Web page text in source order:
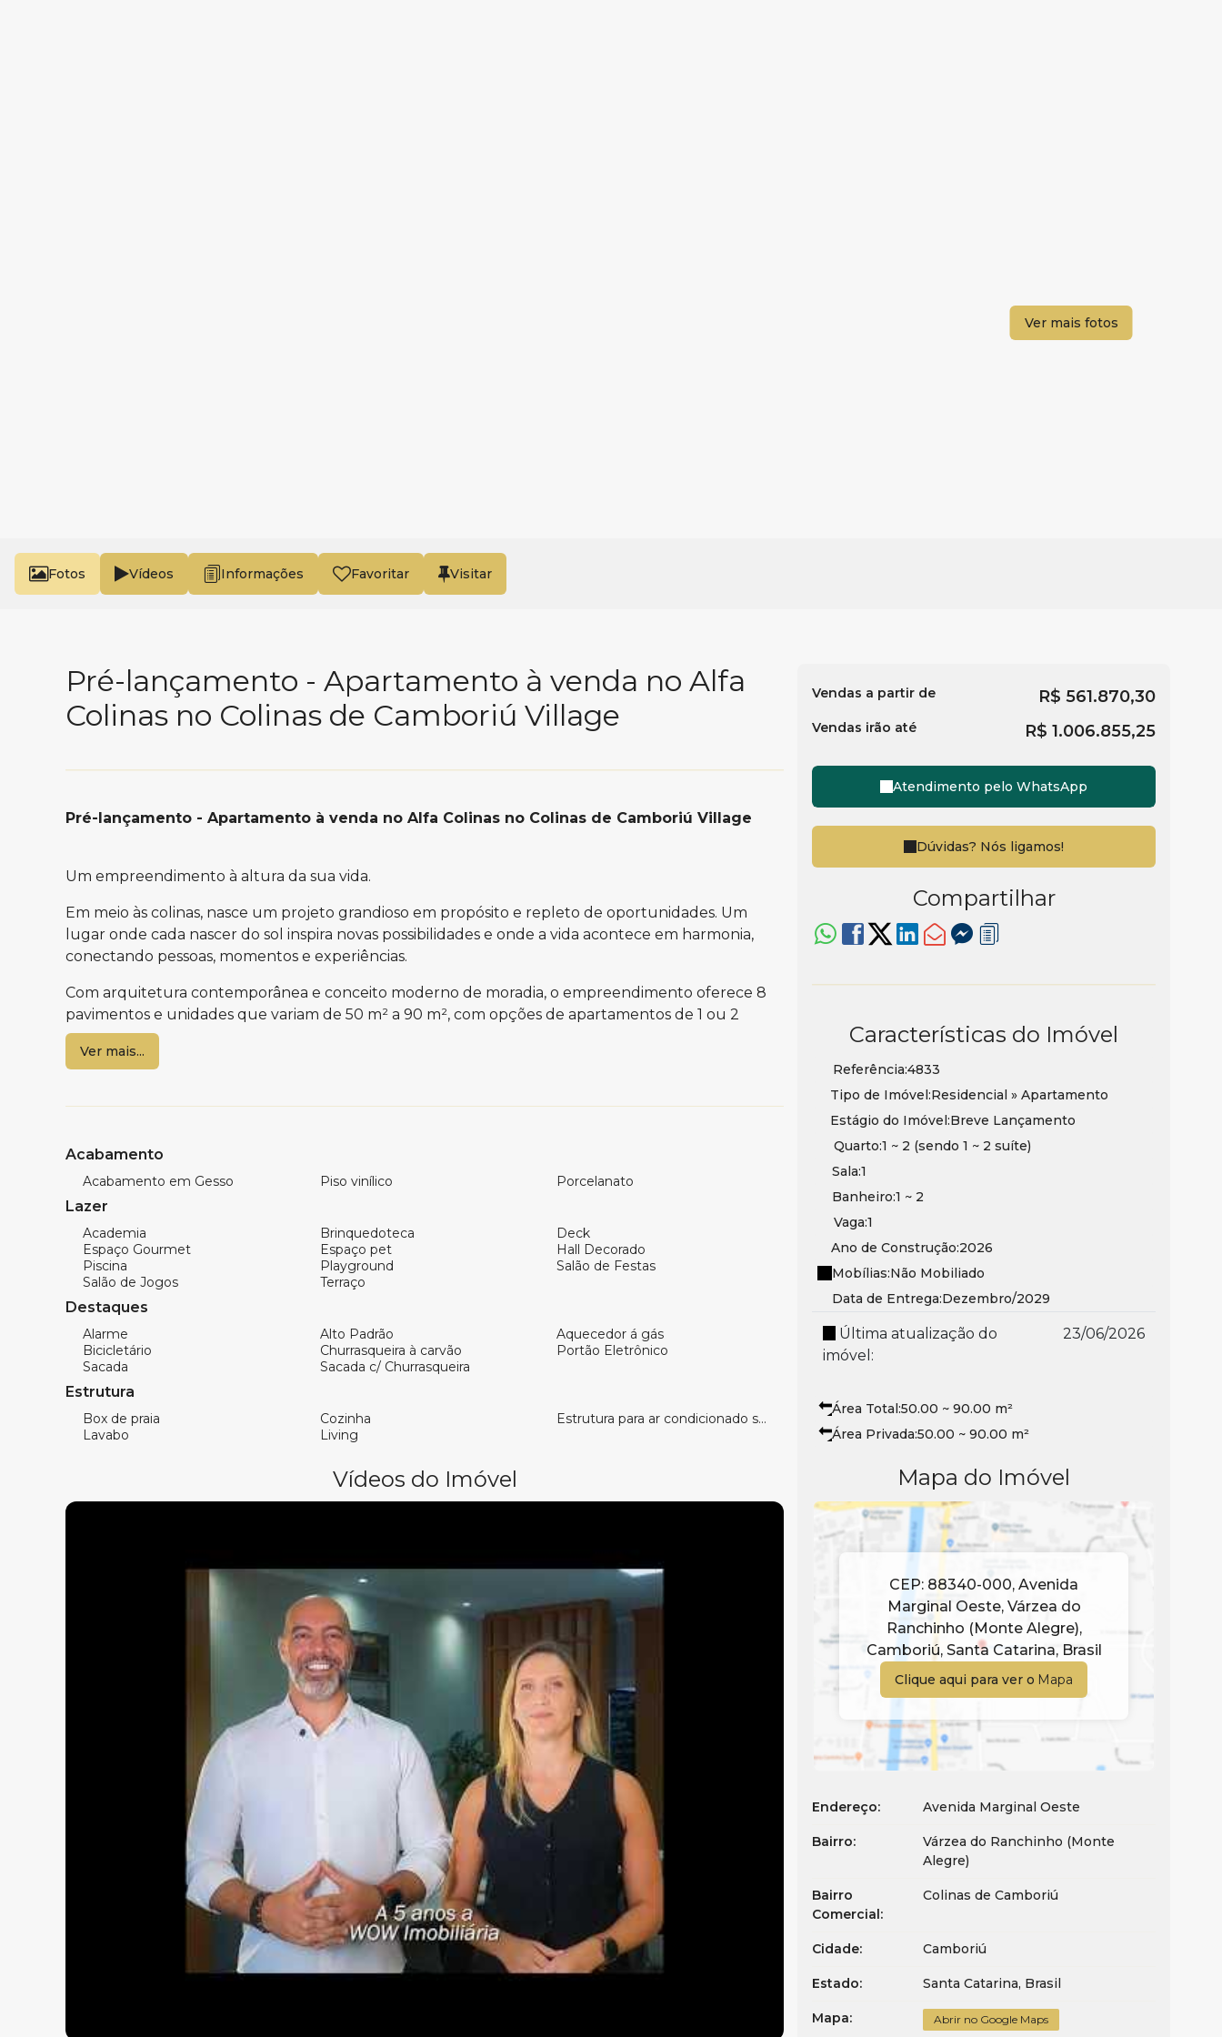
Fotos Vídeos Favoritar
Pré-lançamento - Apartamento à venda no Alfa
Colinas no Colinas de Camboriú Village
Pré-lançamento - Apartamento à venda no Alfa Colinas no Colinas de Camboriú Village
Um empreendimento à altura da sua vida.
Em meio às colinas, nasce um projeto grandioso em propósito e repleto de oportunidades. Um
lugar onde cada nascer do sol inspira novas possibilidades e onde a vida acontece em harmonia,
conectando pessoas, momentos e experiências.
Com arquitetura contemporânea e conceito moderno de moradia, o empreendimento oferece 8
pavimentos e unidades que variam de 50 m² a 90 m², com opções de apartamentos de 1 ou 2
suítes. As plantas foram pensadas para proporcionar funcionalidade, conforto e excelente
aproveitamento dos espaços.
O lazer é um dos grandes destaques, com 20 ambientes distribuídos entre o térreo e o rooftop,
Um empreendimento completo, pensado para quem busca qualidade de vida, modernidade e
novas possibilidades em cada detalhe.
Característica do imóvel:
Unidades de 42 A 90m²
Apartamentos de 1 a 2 suítes
Living
Sacada com churrasqueira à carvão
Cozinha
Quiosque Outdoor
Ver mais...
Acabamento
Acabamento em Gesso Piso vinílico Porcelanato
Lazer
Academia Brinquedoteca
Deck
Espaço Gourmet
Espaço pet
Hall Decorado
Piscina
Playground
Salão de Festas
Salão de Jogos
Terraço
Destaques
Alarme Alto Padrão
Aquecedor á gás
Bicicletário
Churrasqueira à carvão
Portão Eletrônico
Sacada
Sacada c/ Churrasqueira
Estrutura
Box de praia Cozinha
Estrutura para ar condicionado split
Lavabo
Living
Vídeos do Imóvel
R$ 561.870,30
Vendas a partir de
R$ 1.006.855,25
Vendas irão até
Atendimento pelo WhatsApp
Dúvidas? Nós ligamos!
Compartilhar
Características do Imóvel
Referência:4833
Tipo de Imóvel:Residencial » Apartamento
Estágio do Imóvel:Breve Lançamento
Quarto:1 ~ 2 (sendo 1 ~ 2 suíte)
Sala:1
Banheiro:1 ~ 2
Vaga:1
Ano de Construção:2026
Mobílias:Não Mobiliado
Data de Entrega:Dezembro/2029
Última atualização do
imóvel:
23/06/2026
Área Total:50.00 ~ 90.00 m²
Área Privada:50.00 ~ 90.00 m²
Mapa do Imóvel
CEP: 88340-000, Avenida
Marginal Oeste, Várzea do
Ranchinho (Monte Alegre),
Camboriú, Santa Catarina, Brasil
Clique aqui para ver o Mapa
Endereço: Avenida Marginal Oeste
Bairro:
Várzea do Ranchinho (Monte
Alegre)
Bairro
Comercial:
Colinas de Camboriú
Cidade: Camboriú
Estado: Santa Catarina, Brasil
Mapa: Abrir no Google Maps